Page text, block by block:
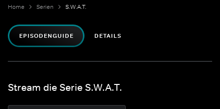
Home Serien S.W.A.T.
EPISODENGUIDE DETAILS
Stream die Serie S.W.A.T.